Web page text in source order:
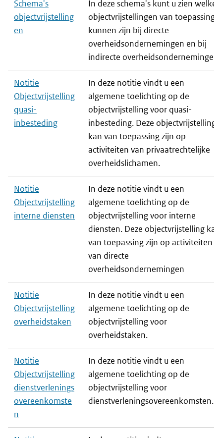
Schema's
objectvrijstelling
en
In deze schema's kunt u zien welke
objectvrijstellingen van toepassing
kunnen zijn bij directe
overheidsondernemingen en bij
indirecte overheidsondernemingen.
Notitie
Objectvrijstelling
quasi-
inbesteding
In deze notitie vindt u een
algemene toelichting op de
objectvrijstelling voor quasi-
inbesteding. Deze objectvrijstelling
kan van toepassing zijn op
activiteiten van privaatrechtelijke
overheidslichamen.
Notitie
Objectvrijstelling
interne diensten
In deze notitie vindt u een
algemene toelichting op de
objectvrijstelling voor interne
diensten. Deze objectvrijstelling kan
van toepassing zijn op activiteiten
van directe
overheidsondernemingen
Notitie
Objectvrijstelling
overheidstaken
In deze notitie vindt u een
algemene toelichting op de
objectvrijstelling voor
overheidstaken.
Notitie
Objectvrijstelling
dienstverlenings
overeenkomste
n
In deze notitie vindt u een
algemene toelichting op de
objectvrijstelling voor
dienstverleningsovereenkomsten.